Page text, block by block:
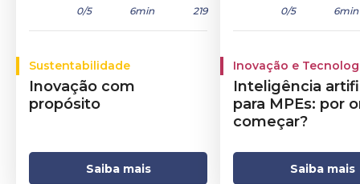
0/5 6min 219
Sustentabilidade
Inovação com
propósito
Saiba mais
0/5 6min
Inovação e
Inteligência
para MPEs: por
começar?
Saiba mais